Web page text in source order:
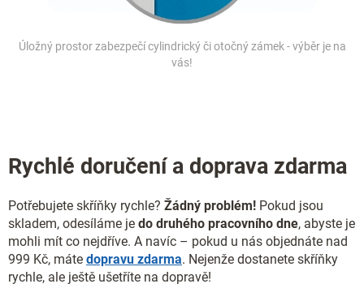
Úložný prostor zabezpečí cylindrický či otočný zámek - výběr je na
vás!
Rychlé doručení a doprava zdarma
Potřebujete skříňky rychle? Žádný problém! Pokud jsou
skladem, odesíláme je do druhého pracovního dne, abyste je
mohli mít co nejdříve. A navíc – pokud u nás objednáte nad
999 Kč, máte dopravu zdarma. Nejenže dostanete skříňky
rychle, ale ještě ušetříte na dopravě!